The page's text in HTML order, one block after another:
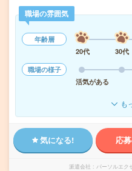
職場の雰囲気
年齢層
20代
30代
職場の様子
活気がある
も
気になる! 応
派遣会社 パーソルエク